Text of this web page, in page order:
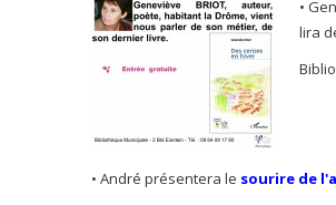
•
lira
• André présentera le sourire de